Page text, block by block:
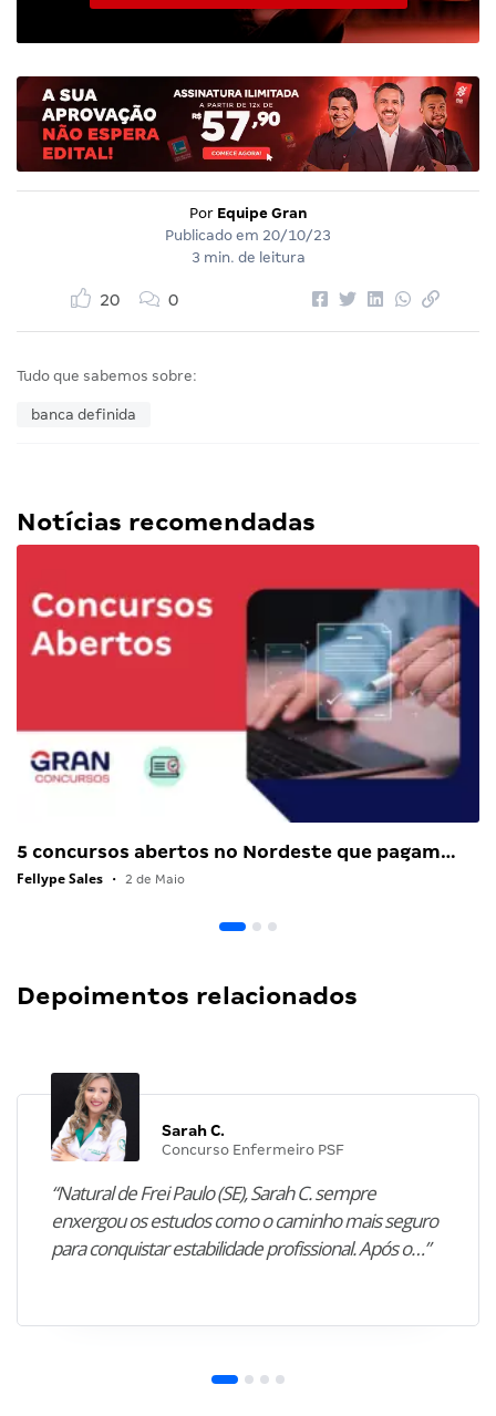
Por Equipe Gran
Publicado em 20/10/23
3 min. de leitura
20 0
Tudo que sabemos sobre:
banca definida
Notícias recomendadas
5 concursos abertos no Nordeste que pagam…
Fellype Sales • 2 de Maio
Depoimentos relacionados
Sarah C.
Concurso Enfermeiro PSF
“Natural de Frei Paulo (SE), Sarah C. sempre
enxergou os estudos como o caminho mais seguro
para conquistar estabilidade profissional. Após o…”